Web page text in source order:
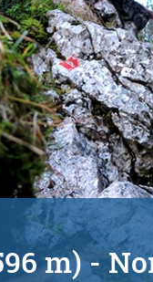
m) -